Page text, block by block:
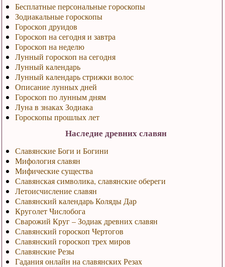
Бесплатные персональные гороскопы
Зодиакальные гороскопы
Гороскоп друидов
Гороскоп на сегодня и завтра
Гороскоп на неделю
Лунный гороскоп на сегодня
Лунный календарь
Лунный календарь стрижки волос
Описание лунных дней
Гороскоп по лунным дням
Луна в знаках Зодиака
Гороскопы прошлых лет
Наследие древних славян
Славянские Боги и Богини
Мифология славян
Мифические существа
Славянская символика, славянские обереги
Летоисчисление славян
Славянский календарь Коляды Дар
Круголет Числобога
Сварожий Круг – Зодиак древних славян
Славянский гороскоп Чертогов
Славянский гороскоп трех миров
Славянские Резы
Гадания онлайн на славянских Резах